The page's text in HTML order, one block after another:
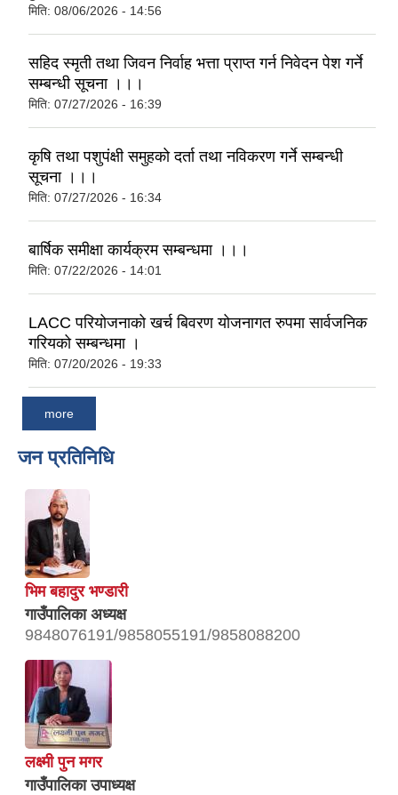
मिति: 08/06/2026 - 14:56
सहिद स्मृती तथा जिवन निर्वाह भत्ता प्राप्त गर्न निवेदन पेश गर्ने
सम्बन्धी सूचना ।।।
मिति: 07/27/2026 - 16:39
कृषि तथा पशुपंक्षी समुहको दर्ता तथा नविकरण गर्ने सम्बन्धी
सूचना ।।।
मिति: 07/27/2026 - 16:34
बार्षिक समीक्षा कार्यक्रम सम्बन्धमा ।।।
मिति: 07/22/2026 - 14:01
LACC परियोजनाको खर्च बिवरण योजनागत रुपमा सार्वजनिक
गरियको सम्बन्धमा ।
मिति: 07/20/2026 - 19:33
more
जन प्रतिनिधि
भिम बहादुर भण्डारी
गाउँपालिका अध्यक्ष
9848076191/9858055191/9858088200
लक्ष्मी पुन मगर
गाउँपालिका उपाध्यक्ष